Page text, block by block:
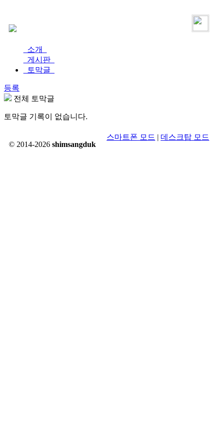
소개
게시판
토막글
등록
전체 토막글
토막글 기록이 없습니다.
© 2014-2026 shimsangduk
스마트폰 모드 | 데스크탑 모드